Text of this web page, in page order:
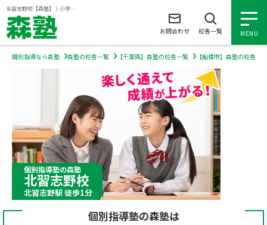
北習志野校【森塾】｜小学生・中学生・高校生の個別指導塾・学習塾
MENU
小学生の個別指導
中学生の個別指導
高校生の個別指導
森塾を知る
お問合わせ 校舎一覧
個別指導なら森塾 森塾の校舎一覧 【千葉県】森塾の校舎一覧 【船橋市】森塾の校舎一覧
個別指導塾の森塾
北習志野校
北習志野駅 徒歩1分
個別指導塾の森塾は